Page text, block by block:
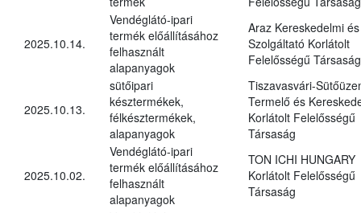
2025.10.14.
Vendéglátó-ipari
termék előállításához
felhasznált
alapanyagok
Araz Kereskedelmi és
Szolgáltató Korlátolt
Felelősségű Társaság
2025.10.13.
sütőipari
késztermékek,
félkésztermékek,
alapanyagok
Tiszavasvári-
Termelő és
Korlátolt Felelősségű
Társaság
2025.10.02.
Vendéglátó-ipari
termék előállításához
felhasznált
alapanyagok
TON ICHI HUNGARY
Korlátolt Felelősségű
Társaság